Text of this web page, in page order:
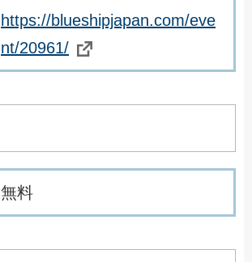
https://blueshipjapan.com/eve
nt/20961/
無料